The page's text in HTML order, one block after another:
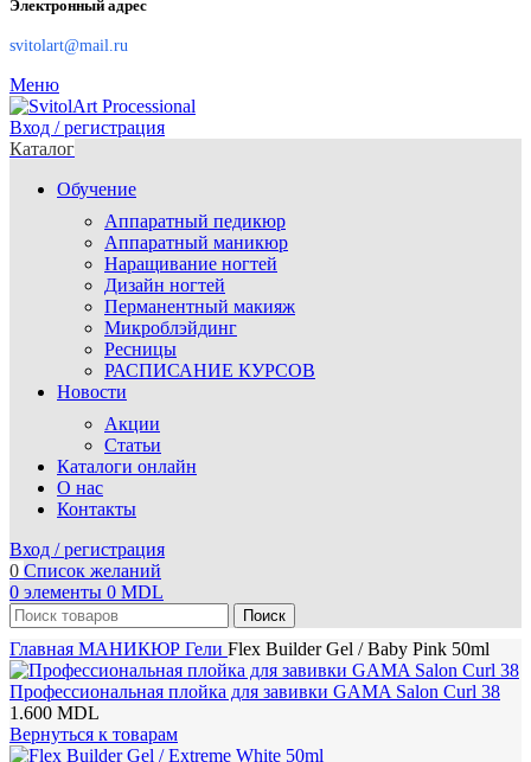
Электронный адрес
svitolart@mail.ru
Меню
Вход / регистрация
Каталог
Обучение
Аппаратный педикюр
Аппаратный маникюр
Наращивание ногтей
Дизайн ногтей
Перманентный макияж
Микроблэйдинг
Ресницы
РАСПИСАНИЕ КУРСОВ
Новости
Акции
Статьи
Каталоги онлайн
О нас
Контакты
Вход / регистрация
0 Список желаний
0 элементы 0 MDL
Поиск
Главная МАНИКЮР Гели Flex Builder Gel / Baby Pink 50ml
Профессиональная плойка для завивки GAMA Salon Curl 38
1.600 MDL
Вернуться к товарам